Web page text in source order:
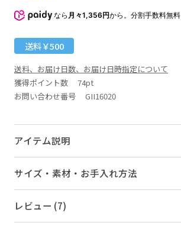
なら 月々1,356円から。分割手数料無料
送料￥500
送料、お届け日数、お届け日時指定について
獲得ポイント数 74pt
お問い合わせ番号 GII16020
アイテム説明
サイズ・素材・お手入れ方法
レビュー (7)